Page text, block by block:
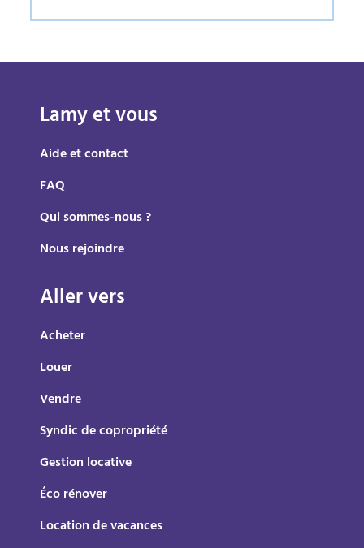
Lamy et vous
Aide et contact
FAQ
Qui sommes-nous ?
Nous rejoindre
Aller vers
Acheter
Louer
Vendre
Syndic de copropriété
Gestion locative
Éco rénover
Location de vacances